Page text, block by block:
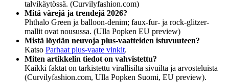
talvikäytössä. (Curvilyfashion.com)
Mitä värejä ja trendejä 2026?
Phthalo Green ja balloon-denim; faux-fur- ja rock-glitzer-
mallit ovat nousussa. (Ulla Popken EU preview)
Mistä löydän neuvoja plus-vaatteiden istuvuuteen?
Katso Parhaat plus-vaate vinkit.
Miten artikkelin tiedot on vahvistettu?
Kaikki faktat on tarkistettu virallisilta sivuilta ja arvosteluista
(Curvilyfashion.com, Ulla Popken Suomi, EU preview).